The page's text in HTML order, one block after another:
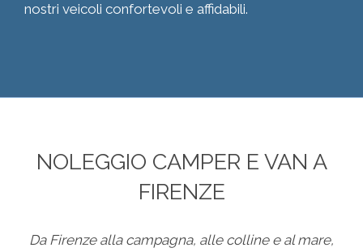
nostri veicoli confortevoli e affidabili.
NOLEGGIO CAMPER E VAN A
FIRENZE
Da Firenze alla campagna, alle colline e al mare,